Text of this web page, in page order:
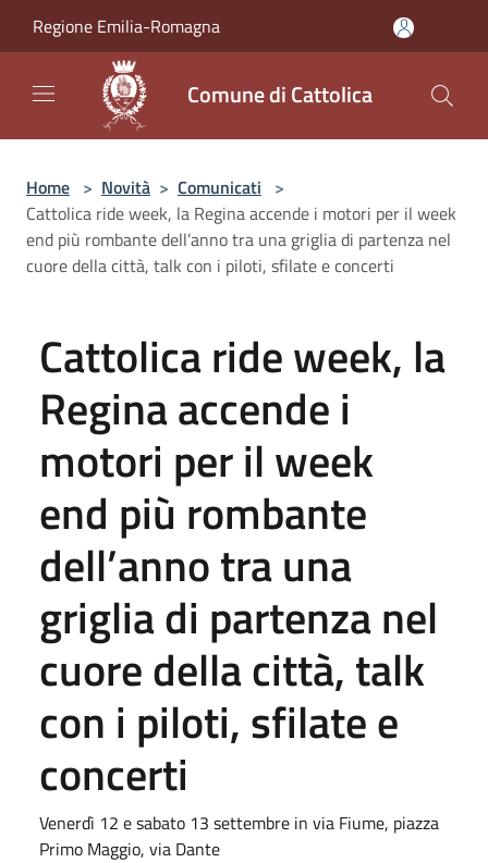
Regione Emilia-Romagna
Comune di Cattolica
Home > Novità > Comunicati >
Cattolica ride week, la Regina accende i motori per il week
end più rombante dell’anno tra una griglia di partenza nel
cuore della città, talk con i piloti, sfilate e concerti
Cattolica ride week, la
Regina accende i
motori per il week
end più rombante
dell’anno tra una
griglia di partenza nel
cuore della città, talk
con i piloti, sfilate e
concerti
Venerdì 12 e sabato 13 settembre in via Fiume, piazza
Primo Maggio, via Dante